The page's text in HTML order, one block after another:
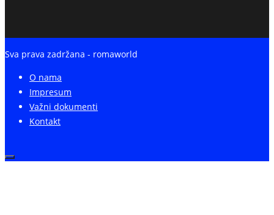
Sva prava zadržana - romaworld
O nama
Impresum
Važni dokumenti
Kontakt